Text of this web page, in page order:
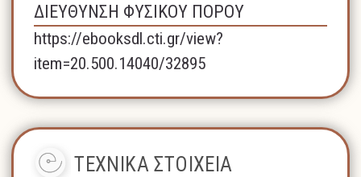
ΔΙΕΥΘΥΝΣΗ ΦΥΣΙΚΟΥ ΠΟΡΟΥ
https://ebooksdl.cti.gr/view?
item=20.500.14040/32895
ΤΕΧΝΙΚΑ ΣΤΟΙΧΕΙΑ